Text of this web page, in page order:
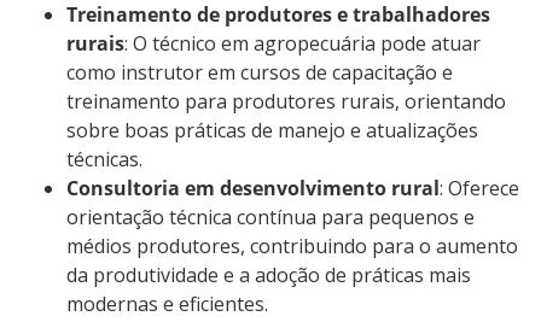
Treinamento de produtores e trabalhadores
rurais: O técnico em agropecuária pode atuar
como instrutor em cursos de capacitação e
treinamento para produtores rurais, orientando
sobre boas práticas de manejo e atualizações
técnicas.
Consultoria em desenvolvimento rural: Oferece
orientação técnica contínua para pequenos e
médios produtores, contribuindo para o aumento
da produtividade e a adoção de práticas mais
modernas e eficientes.